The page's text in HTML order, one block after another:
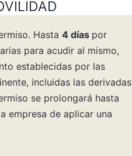
Hasta 4 días por
para acudir al mismo,
establecidas por las
incluidas las derivadas
se prolongará hasta
empresa de aplicar una